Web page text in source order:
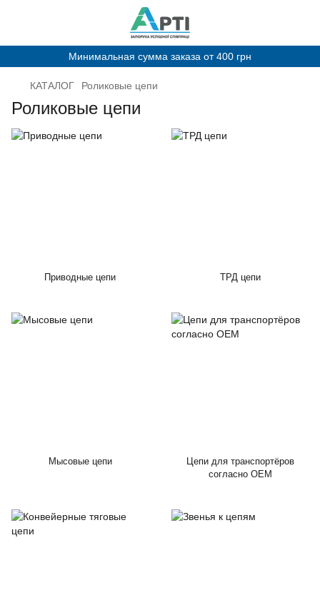
Минимальная сумма заказа от 400 грн
КАТАЛОГ Роликовые цепи
Роликовые цепи
Приводные цепи ТРД цепи
Мысовые цепи
Цепи для транспортёров
согласно ОЕМ